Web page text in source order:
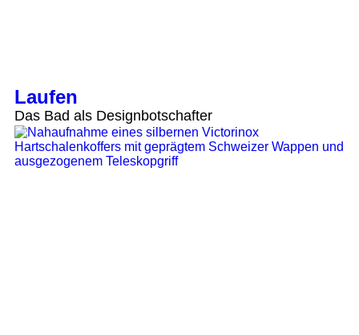
Laufen
Das Bad als Designbotschafter